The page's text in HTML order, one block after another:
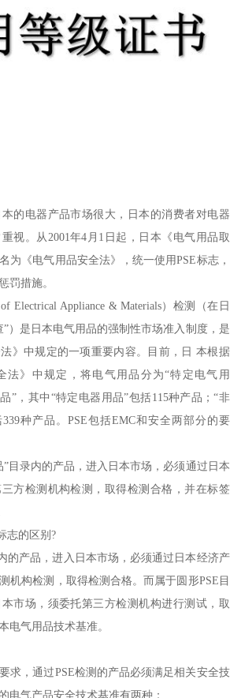
的电器产品市场很大，日本的消费者对电器
视。从2001年4月1日起，日本《电气用品取
为《电气用品安全法》，统一使用PSE标志，
罚措施。
Electrical Appliance & Materials）检测（在日
）是日本电气用品的强制性市场准入制度，是
》中规定的一项重要内容。目前，日 本根据
法》中规定，将电气用品分为“特定电气用
”，其中“特定电器用品”包括115种产品；“非
种产品。PSE包括EMC和安全两部分的要
”目录内的产品，进入日本市场，必须通过日本
方检测机构检测，取得检测合格，并在标签
志的区别?
的产品，进入日本市场，必须通过日本经济产
机构检测，取得检测合格。而属于圆形PSE目
市场，须委托第三方检测机构进行测试，取
电气用品技术基准。
求，通过PSE检测的产品必须满足相关安全技
电气产品安全技术基准有两种：